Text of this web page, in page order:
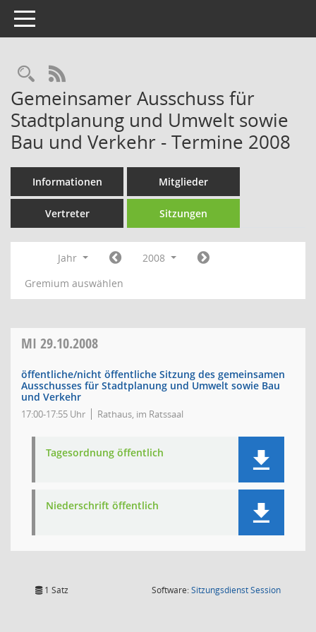
Toggle navigation
Rechercheauswahl
RSS-Feed
Gemeinsamer Ausschuss für
Stadtplanung und Umwelt sowie
Bau und Verkehr - Termine 2008
Informationen Mitglieder
Vertreter Sitzungen
Jahr
2008
Gremium auswählen
MI 29.10.2008
öffentliche/nicht öffentliche Sitzung des gemeinsamen
Ausschusses für Stadtplanung und Umwelt sowie Bau
und Verkehr
17:00-17:55 Uhr Rathaus, im Ratssaal
Tagesordnung öffentlich
Niederschrift öffentlich
1 Satz Software:SitzungsdienstSession(Wird in